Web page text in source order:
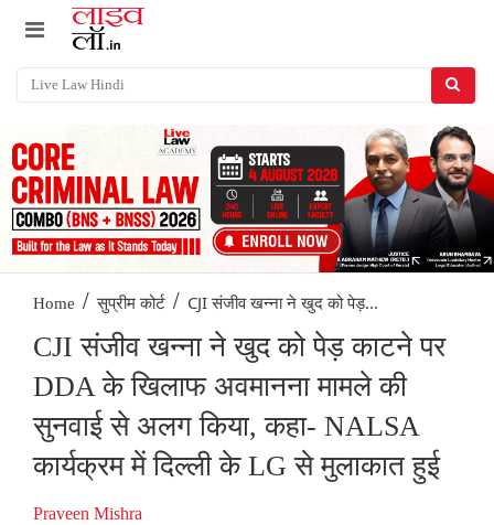
Home / सुप्रीम कोर्ट / CJI संजीव खन्ना ने खुद को पेड़...
CJI संजीव खन्ना ने खुद को पेड़ काटने पर
DDA के खिलाफ अवमानना मामले की
सुनवाई से अलग किया, कहा- NALSA
कार्यक्रम में दिल्ली के LG से मुलाकात हुई
Praveen Mishra